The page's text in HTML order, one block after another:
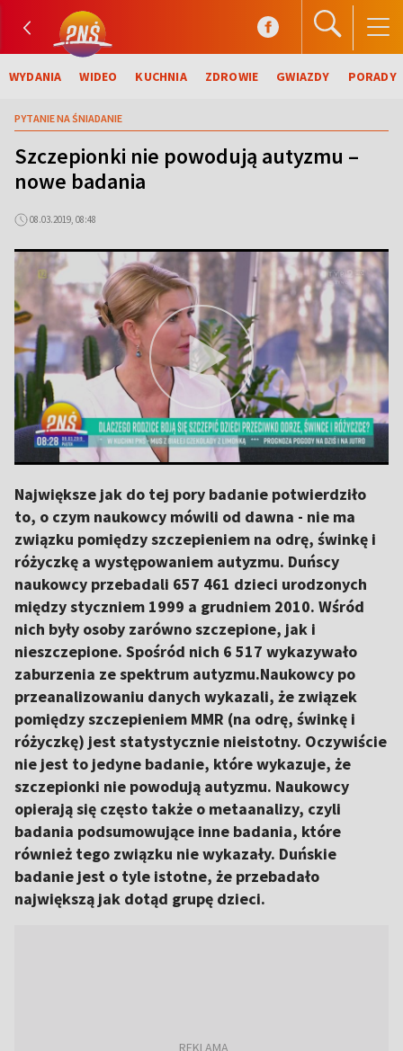
WYDANIA WIDEO KUCHNIA ZDROWIE GWIAZDY PORADY
PYTANIE NA ŚNIADANIE
Szczepionki nie powodują autyzmu –
nowe badania
08.03.2019, 08:48
Największe jak do tej pory badanie potwierdziło
to, o czym naukowcy mówili od dawna - nie ma
związku pomiędzy szczepieniem na odrę, świnkę i
różyczkę a występowaniem autyzmu. Duńscy
naukowcy przebadali 657 461 dzieci urodzonych
między styczniem 1999 a grudniem 2010. Wśród
nich były osoby zarówno szczepione, jak i
nieszczepione. Spośród nich 6 517 wykazywało
zaburzenia ze spektrum autyzmu.Naukowcy po
przeanalizowaniu danych wykazali, że związek
pomiędzy szczepieniem MMR (na odrę, świnkę i
różyczkę) jest statystycznie nieistotny. Oczywiście
nie jest to jedyne badanie, które wykazuje, że
szczepionki nie powodują autyzmu. Naukowcy
opierają się często także o metaanalizy, czyli
badania podsumowujące inne badania, które
również tego związku nie wykazały. Duńskie
badanie jest o tyle istotne, że przebadało
największą jak dotąd grupę dzieci.